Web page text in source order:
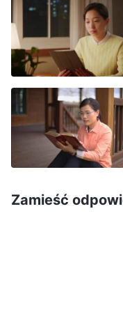
świadectwo i byli
jest po to, by
bez przeszkód.
abyście byli
waszego życia,
istnienia jako
możecie
Zamieść